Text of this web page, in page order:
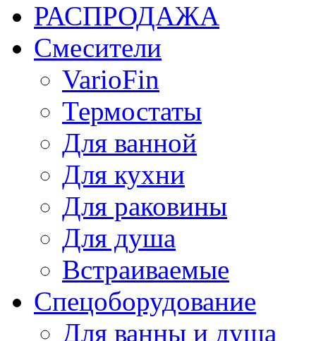
РАСПРОДАЖА
Смесители
VarioFin
Термостаты
Для ванной
Для кухни
Для раковины
Для душа
Встраиваемые
Спецоборудование
Для ванны и душа